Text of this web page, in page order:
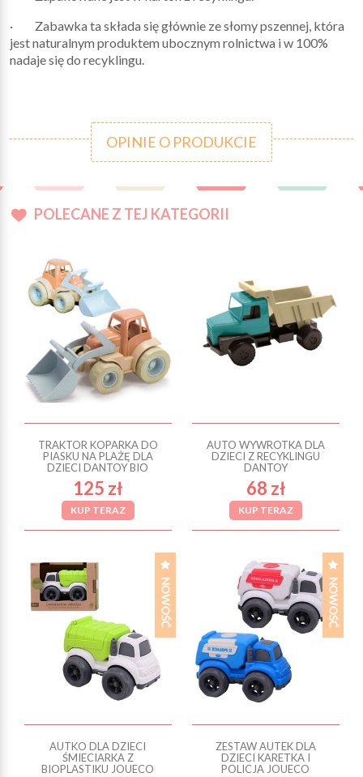
· Zabawka ta składa się głównie ze słomy pszennej, która
jest naturalnym produktem ubocznym rolnictwa i w 100%
nadaje się do recyklingu.
OPINIE O PRODUKCIE
POLECANE Z TEJ KATEGORII
TRAKTOR KOPARKA DO
PIASKU NA PLAŻĘ DLA
DZIECI DANTOY BIO
125 zł
KUP TERAZ
AUTO WYWROTKA DLA
DZIECI Z RECYKLINGU
DANTOY
68 zł
KUP TERAZ
AUTKO DLA DZIECI
ŚMIECIARKA Z
BIOPLASTIKU JOUECO
ZESTAW AUTEK DLA
DZIECI KARETKA I
POLICJA JOUECO